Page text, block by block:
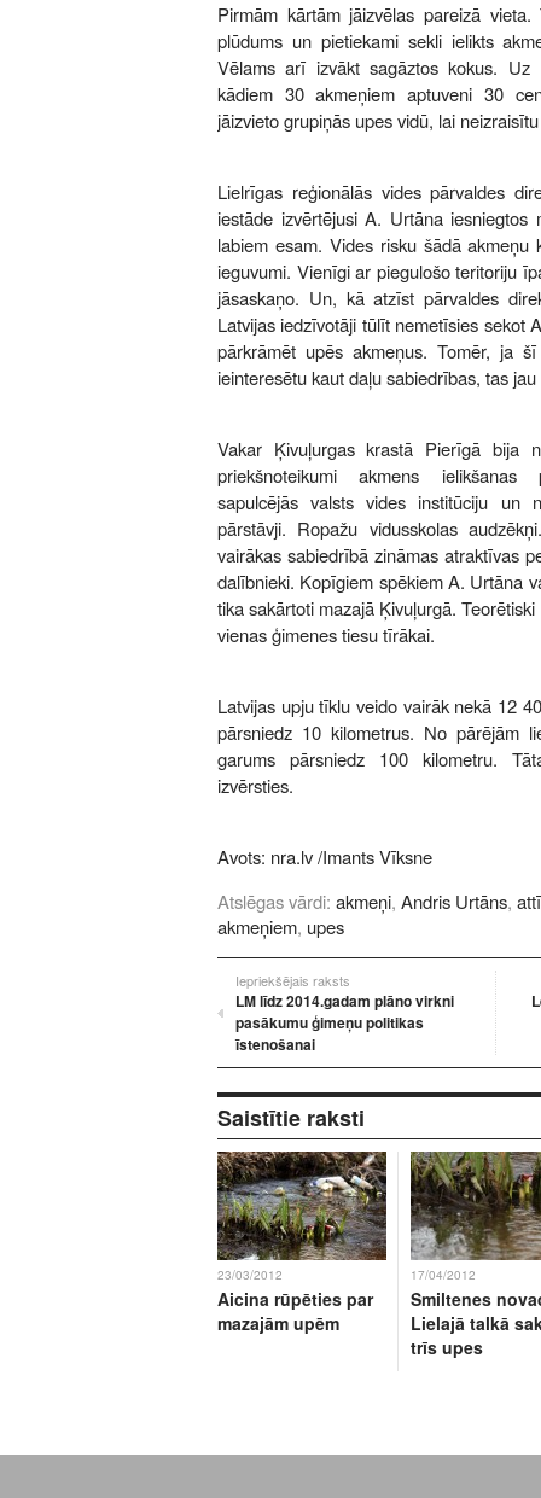
Pirmām kārtām jāizvēlas pareizā
plūdums un pietiekami sekli ielikts
Vēlams arī izvākt sagāztos kokus. Uz
kādiem 30 akmeņiem aptuveni 30
jāizvieto grupiņās upes vidū, lai
Lielrīgas reģionālās vides pārvaldes
iestāde izvērtējusi A. Urtāna
labiem esam. Vides risku šādā akmeņu
ieguvumi. Vienīgi ar piegulošo teritoriju
jāsaskaņo. Un, kā atzīst pārvaldes
Latvijas iedzīvotāji tūlīt nemetīsies sekot
pārkrāmēt upēs akmeņus. Tomēr, ja
ieinteresētu kaut daļu sabiedrības, tas
Vakar Ķivuļurgas krastā Pierīgā bija
priekšnoteikumi akmens ielikšanas
sapulcējās valsts vides institūciju un
pārstāvji. Ropažu vidusskolas
vairākas sabiedrībā zināmas atraktīvas
dalībnieki. Kopīgiem spēkiem A. Urtāna
tika sakārtoti mazajā Ķivuļurgā.
vienas ģimenes tiesu tīrākai.
Latvijas upju tīklu veido vairāk nekā 12
pārsniedz 10 kilometrus. No pārējām
garums pārsniedz 100 kilometru.
izvērsties.
Avots: nra.lv/Imants Vīksne
Atslēgas vārdi: akmeņi, Andris Urtāns,
akmeņiem, upes
Iepriekšējais raksts
LM līdz 2014.gadam plāno virkni
pasākumu ģimeņu politikas
īstenošanai
Saistītie raksti
23/03/2012
Aicina rūpēties par
mazajām upēm
17/04/2012
Smiltenes
Lielajā talkā
trīs upes